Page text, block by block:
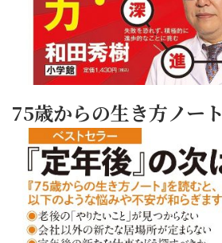
75歳からの生き方ノート